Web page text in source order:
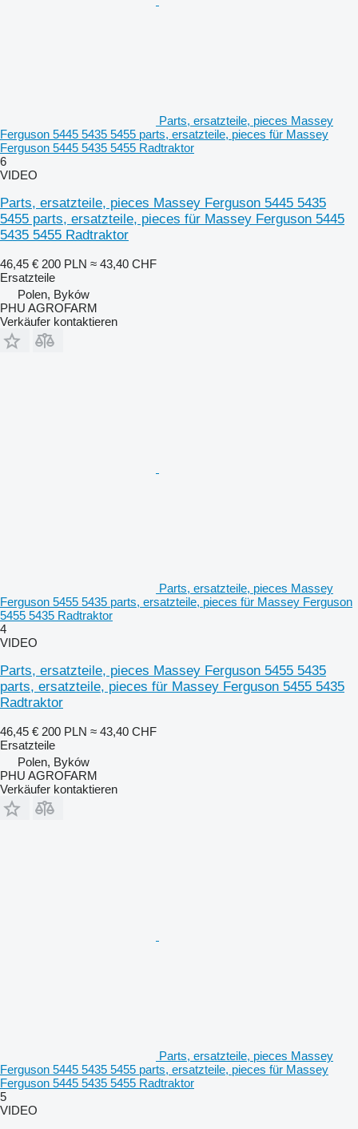
Parts, ersatzteile, pieces Massey
Ferguson 5445 5435 5455 parts, ersatzteile, pieces für Massey
Ferguson 5445 5435 5455 Radtraktor
6
VIDEO
Parts, ersatzteile, pieces Massey Ferguson 5445 5435
5455 parts, ersatzteile, pieces für Massey Ferguson 5445
5435 5455 Radtraktor
46,45 € 200 PLN ≈ 43,40 CHF
Ersatzteile
Polen, Byków
PHU AGROFARM
Verkäufer kontaktieren
Parts, ersatzteile, pieces Massey
Ferguson 5455 5435 parts, ersatzteile, pieces für Massey Ferguson
5455 5435 Radtraktor
4
VIDEO
Parts, ersatzteile, pieces Massey Ferguson 5455 5435
parts, ersatzteile, pieces für Massey Ferguson 5455 5435
Radtraktor
46,45 € 200 PLN ≈ 43,40 CHF
Ersatzteile
Polen, Byków
PHU AGROFARM
Verkäufer kontaktieren
Parts, ersatzteile, pieces Massey
Ferguson 5445 5435 5455 parts, ersatzteile, pieces für Massey
Ferguson 5445 5435 5455 Radtraktor
5
VIDEO